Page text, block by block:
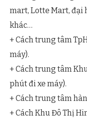
mart, Lotte Mart, đại
khác…
+ Cách trung tâm
máy).
+ Cách trung tâm
phút đi xe máy).
+ Cách trung tâm
+ Cách Khu Đô Thị